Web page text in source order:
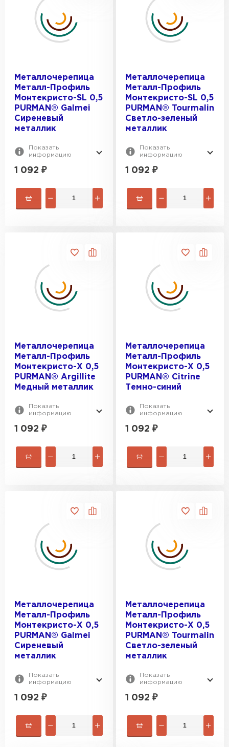
Металлочерепица
Металл-Профиль
Монтекристо-SL 0,5
PURMAN® Galmei
Сиреневый
металлик
Показать
информацию
1 092 ₽
Металлочерепица
Металл-Профиль
Монтекристо-SL 0,5
PURMAN® Tourmalin
Светло-зеленый
металлик
Показать
информацию
1 092 ₽
Металлочерепица
Металл-Профиль
Монтекристо-X 0,5
PURMAN® Argillite
Медный металлик
Показать
информацию
1 092 ₽
Металлочерепица
Металл-Профиль
Монтекристо-X 0,5
PURMAN® Citrine
Темно-синий
Показать
информацию
1 092 ₽
Металлочерепица
Металл-Профиль
Монтекристо-X 0,5
PURMAN® Galmei
Сиреневый
металлик
Показать
информацию
1 092 ₽
Металлочерепица
Металл-Профиль
Монтекристо-X 0,5
PURMAN® Tourmalin
Светло-зеленый
металлик
Показать
информацию
1 092 ₽